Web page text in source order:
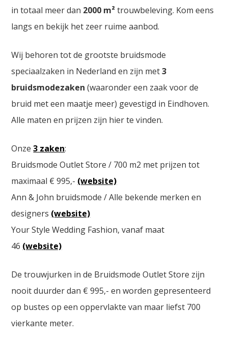
in totaal meer dan 2000 m²trouwbeleving. Kom eens
langs en bekijk het zeer ruime aanbod.
Wij behoren tot de grootste bruidsmode
speciaalzaken in Nederland en zijn met3
bruidsmodezaken (waaronder een zaak voor de
bruid met een maatje meer) gevestigd in Eindhoven.
Alle maten en prijzen zijn hier te vinden.
Onze3 zaken:
Bruidsmode Outlet Store / 700 m2 met prijzen tot
maximaal € 995,- (website)
Ann & John bruidsmode / Alle bekende merken en
designers (website)
Your Style Wedding Fashion, vanaf maat
46 (website)
De trouwjurken in de Bruidsmode Outlet Store zijn
nooit duurder dan € 995,- en worden gepresenteerd
op bustes op een oppervlakte van maar liefst 700
vierkante meter.